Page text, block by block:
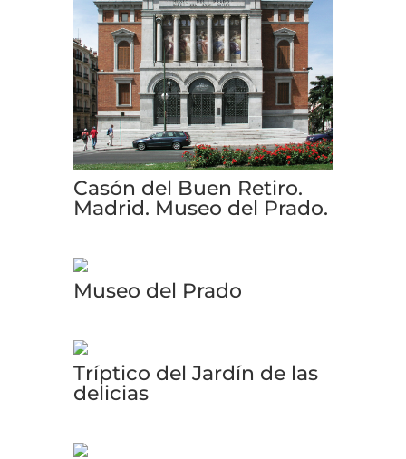
Casón del Buen Retiro.
Madrid. Museo del Prado.
Museo del Prado
Tríptico del Jardín de las
delicias